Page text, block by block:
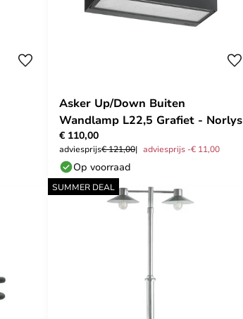
Asker Up/Down Buiten
Wandlamp L22,5 Grafiet - Norlys
€ 110,00
adviesprijs€ 121,00 adviesprijs -€ 11,00
Op voorraad
SUMMER DEAL